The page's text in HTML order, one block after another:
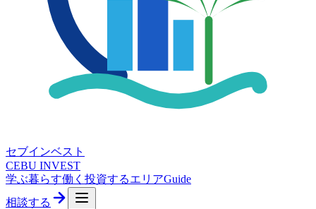
セブインベスト
CEBU INVEST
学ぶ暮らす働く 投資するエリアGuide
相談する